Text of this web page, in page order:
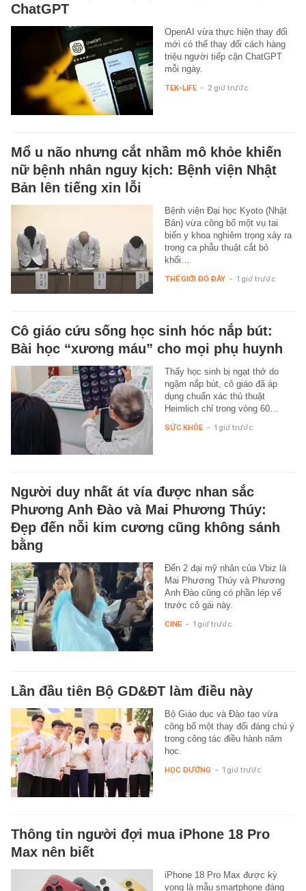
ChatGPT
OpenAI vừa thực hiện thay đổi
mới có thể thay đổi cách hàng
triệu người tiếp cận ChatGPT
mỗi ngày.
TEK-LIFE - 2 giờ trước
Mổ u não nhưng cắt nhầm mô khỏe khiến
nữ bệnh nhân nguy kịch: Bệnh viện Nhật
Bản lên tiếng xin lỗi
Bệnh viện Đại học Kyoto (Nhật
Bản) vừa công bố một vụ tai
biến y khoa nghiêm trọng xảy ra
trong ca phẫu thuật cắt bỏ
khối…
THẾ GIỚI ĐÓ ĐÂY - 1 giờ trước
Cô giáo cứu sống học sinh hóc nắp bút:
Bài học “xương máu” cho mọi phụ huynh
Thấy học sinh bị ngạt thở do
ngậm nắp bút, cô giáo đã áp
dụng chuẩn xác thủ thuật
Heimlich chỉ trong vòng 60…
SỨC KHỎE - 1 giờ trước
Người duy nhất át vía được nhan sắc
Phương Anh Đào và Mai Phương Thúy:
Đẹp đến nỗi kim cương cũng không sánh
bằng
Đến 2 đại mỹ nhân của Vbiz là
Mai Phương Thúy và Phương
Anh Đào cũng có phần lép vế
trước cô gái này.
CINE - 1 giờ trước
Lần đầu tiên Bộ GD&ĐT làm điều này
Bộ Giáo dục và Đào tạo vừa
công bố một thay đổi đáng chú ý
trong công tác điều hành năm
học.
HỌC ĐƯỜNG - 1 giờ trước
Thông tin người đợi mua iPhone 18 Pro
Max nên biết
iPhone 18 Pro Max được kỳ
vọng là mẫu smartphone đáng